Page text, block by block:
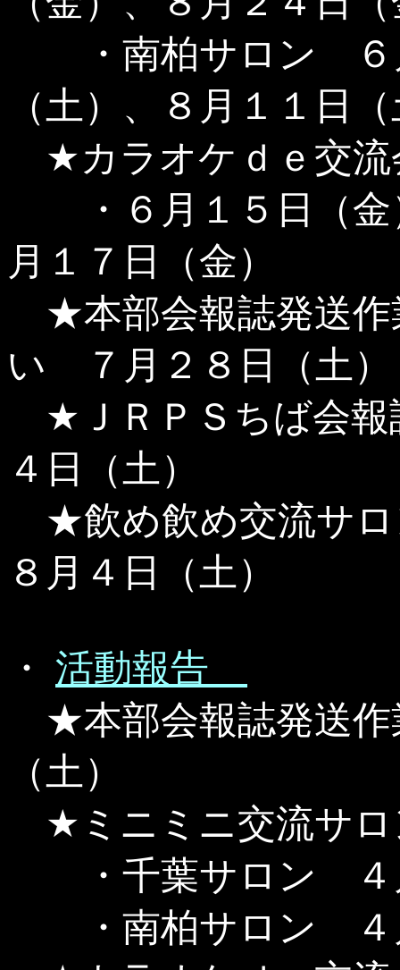
・南柏サロン ６月
（土）、８月１１日
★カラオケｄｅ交流
・６月１５日（金
月１７日（金）
★本部会報誌発送作
い ７月２８日（土）
★ＪＲＰＳちば会報
４日（土）
★飲め飲め交流サ
８月４日（土）
・ 活動報告
★本部会報誌発送
（土）
★ミニミニ交流サロ
・千葉サロン ４
・南柏サロン ４